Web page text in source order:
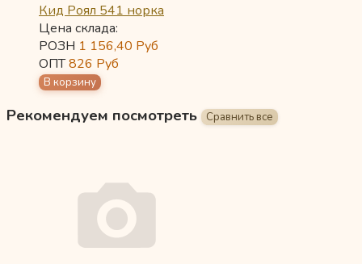
Кид Роял 541 норка
Цена склада:
РОЗН 1 156,40 Руб
ОПТ826 Руб
Рекомендуем посмотреть